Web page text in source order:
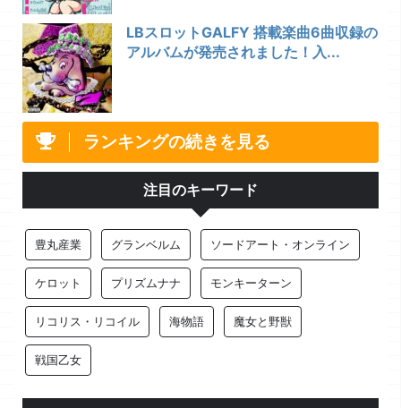
LBスロットGALFY 搭載楽曲6曲収録の
アルバムが発売されました！入...
ランキングの続きを見る
注目のキーワード
豊丸産業 グランベルム ソードアート・オンライン
ケロット プリズムナナ モンキーターン
リコリス・リコイル 海物語 魔女と野獣
戦国乙女